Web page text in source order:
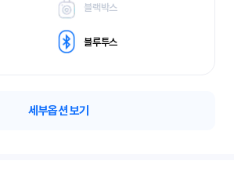
블랙박스
블루투스
세부옵션 보기